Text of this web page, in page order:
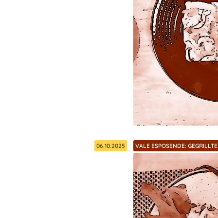
06.10.2025 VALE ESPOSENDE: